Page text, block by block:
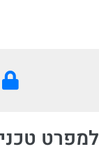
למפרט